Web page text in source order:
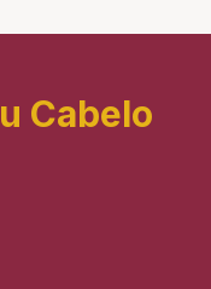
Cabelo